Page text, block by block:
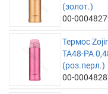
(золот.)
00-
Термос
TA48-PA
(роз.перл.)
00-